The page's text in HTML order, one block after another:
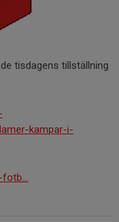
tisdagens tillställning
kampar-i-